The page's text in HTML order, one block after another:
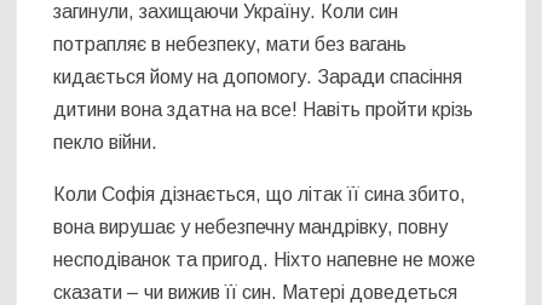
загинули, захищаючи Україну. Коли син
потрапляє в небезпеку, мати без вагань
кидається йому на допомогу. Заради спасіння
дитини вона здатна на все! Навіть пройти крізь
пекло війни.
Коли Софія дізнається, що літак її сина збито,
вона вирушає у небезпечну мандрівку, повну
несподіванок та пригод. Ніхто напевне не може
сказати – чи вижив її син. Матері доведеться